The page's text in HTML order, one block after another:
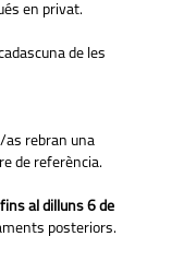
en privat.
de les
as rebran una
de referència.
al dilluns 6 de
posteriors.